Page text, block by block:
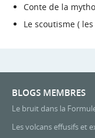
Conte de la
Le scoutisme (
BLOGS MEMBRES
Le bruit dans la
Les volcans effusifs et